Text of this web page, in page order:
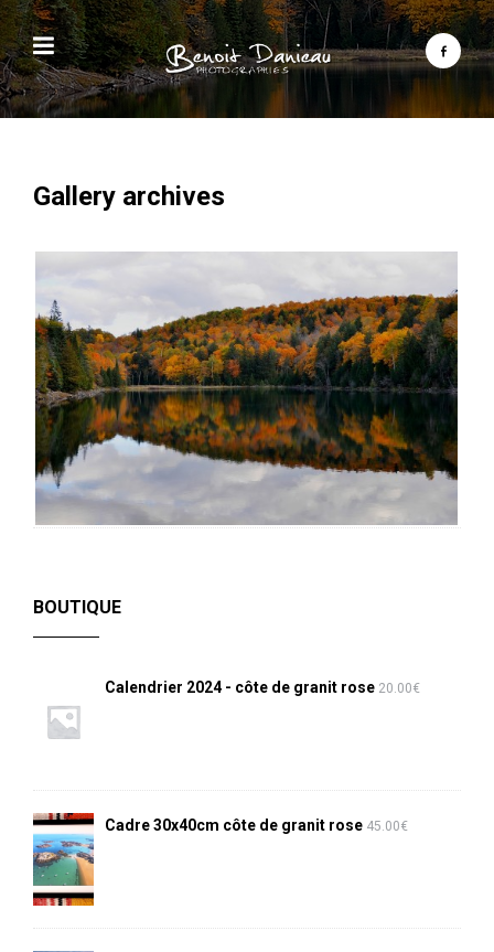
Gallery archives
BOUTIQUE
Calendrier 2024 - côte de granit rose 20.00€
Cadre 30x40cm côte de granit rose 45.00€